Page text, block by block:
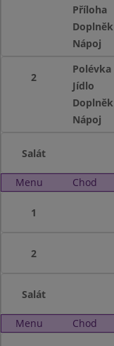
Příloha
Doplněk
Nápoj
2
Polévka
Jídlo
Doplněk
Nápoj
Salát
Menu Chod
1
2
Salát
Menu Chod